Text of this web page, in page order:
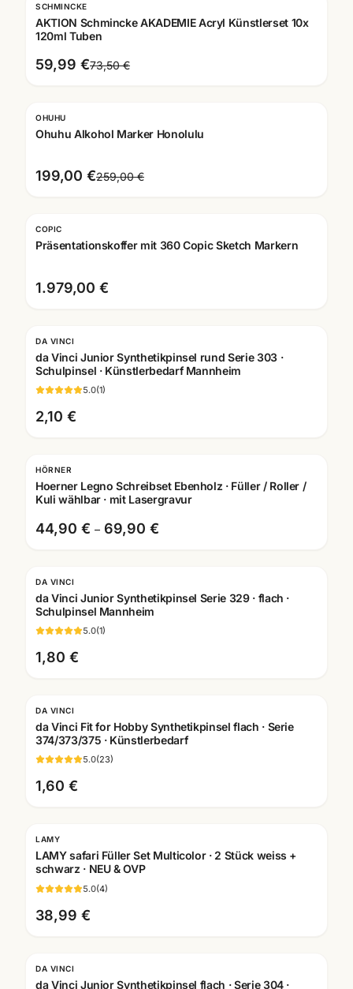
SCHMINCKE
AKTION Schmincke AKADEMIE Acryl Künstlerset 10x
120ml Tuben
59,99 €73,50 €
OHUHU
Ohuhu Alkohol Marker Honolulu
199,00 €259,00 €
COPIC
Präsentationskoffer mit 360 Copic Sketch Markern
1.979,00 €
DA VINCI
da Vinci Junior Synthetikpinsel rund Serie 303 ·
Schulpinsel · Künstlerbedarf Mannheim
5.0(1)
2,10 €
HÖRNER
Hoerner Legno Schreibset Ebenholz · Füller / Roller /
Kuli wählbar · mit Lasergravur
44,90 € – 69,90 €
DA VINCI
da Vinci Junior Synthetikpinsel Serie 329 · flach ·
Schulpinsel Mannheim
5.0(1)
1,80 €
DA VINCI
da Vinci Fit for Hobby Synthetikpinsel flach · Serie
374/373/375 · Künstlerbedarf
5.0(23)
1,60 €
LAMY
LAMY safari Füller Set Multicolor · 2 Stück weiss +
schwarz · NEU & OVP
5.0(4)
38,99 €
DA VINCI
da Vinci Junior Synthetikpinsel flach · Serie 304 ·